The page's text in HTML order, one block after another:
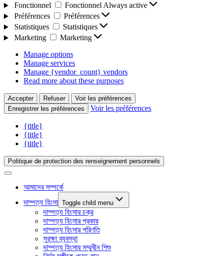
Fonctionnel
FonctionnelAlways active
Préférences
Préférences
Statistiques
Statistiques
Marketing
Marketing
Manage options
Manage services
Manage {vendor_count} vendors
Read more about these purposes
Accepter Refuser
Voir les préférences
Enregistrer les préférences
Voir les préférences
{title}
{title}
{title}
Politique de protection des renseignement personnels
আমাদের সম্পর্কে
দাম্পত্য হিংসা Toggle child menu
দাম্পত্য হিংসার চক্র
দাম্পত্য হিংসার প্রকার
দাম্পত্য হিংসার পরিণতি
সুরক্ষা ব্যবস্থা
দাম্পত্য হিংসার সম্মুখীন শিশু